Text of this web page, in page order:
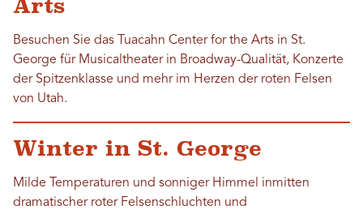
Arts
Besuchen Sie das Tuacahn Center for the Arts in St.
George für Musicaltheater in Broadway-Qualität, Konzerte
der Spitzenklasse und mehr im Herzen der roten Felsen
von Utah.
Winter in St. George
Milde Temperaturen und sonniger Himmel inmitten
dramatischer roter Felsenschluchten und